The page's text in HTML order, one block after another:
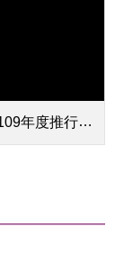
工作績優單位.pdf